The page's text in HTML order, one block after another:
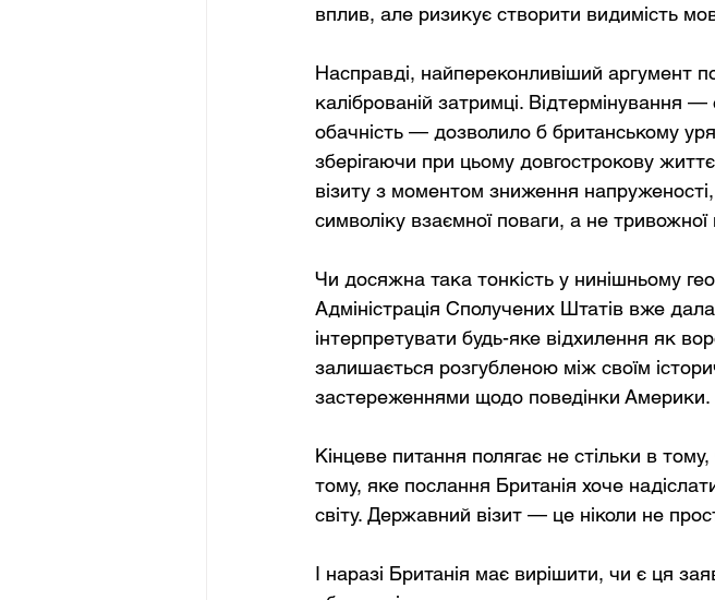
вплив, але ризикує створити видимість
Насправді, найпереконливіший аргумент
каліброваній затримці. Відтермінування
обачність — дозволило б британському
зберігаючи при цьому довгострокову
візиту з моментом зниження
символіку взаємної поваги, а не тривожної
Чи досяжна така тонкість у нинішньому
Адміністрація Сполучених Штатів вже
інтерпретувати будь-яке відхилення як
залишається розгубленою між своїм
застереженнями щодо поведінки Америки.
Кінцеве питання полягає не стільки в
тому, яке послання Британія хоче
світу. Державний візит — це ніколи не
І наразі Британія має вирішити, чи є ця